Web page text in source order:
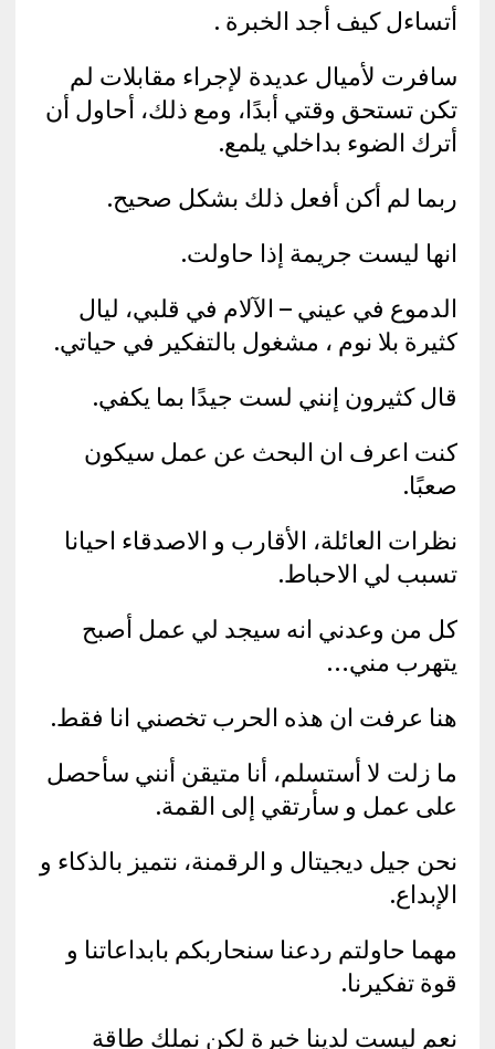
أتساءل كيف أجد الخبرة .
سافرت لأميال عديدة لإجراء مقابلات لم
تكن تستحق وقتي أبدًا، ومع ذلك، أحاول أن
أترك الضوء بداخلي يلمع.
‏ربما لم أكن أفعل ذلك بشكل صحيح.
‏‏انها ليست جريمة إذا حاولت.
‏الدموع في عيني – الآلام في قلبي، ليال
كثيرة بلا نوم ، مشغول بالتفكير في حياتي.
‏قال كثيرون إنني لست جيدًا بما يكفي.
‏كنت اعرف ان البحث عن عمل سيكون
صعبًا.
‏‏نظرات العائلة، الأقارب و الاصدقاء احيانا
تسبب لي الاحباط.
كل من وعدني انه سيجد لي عمل أصبح
يتهرب مني…
هنا عرفت ان هذه الحرب تخصني انا فقط.
ما زلت لا أستسلم، أنا متيقن أنني سأحصل
على عمل و سأرتقي إلى القمة.
نحن جيل ديجيتال و الرقمنة، نتميز بالذكاء و
الإبداع.
مهما حاولتم ردعنا سنحاربكم بابداعاتنا و
قوة تفكيرنا.
نعم ليست لدينا خبرة لكن نملك طاقة